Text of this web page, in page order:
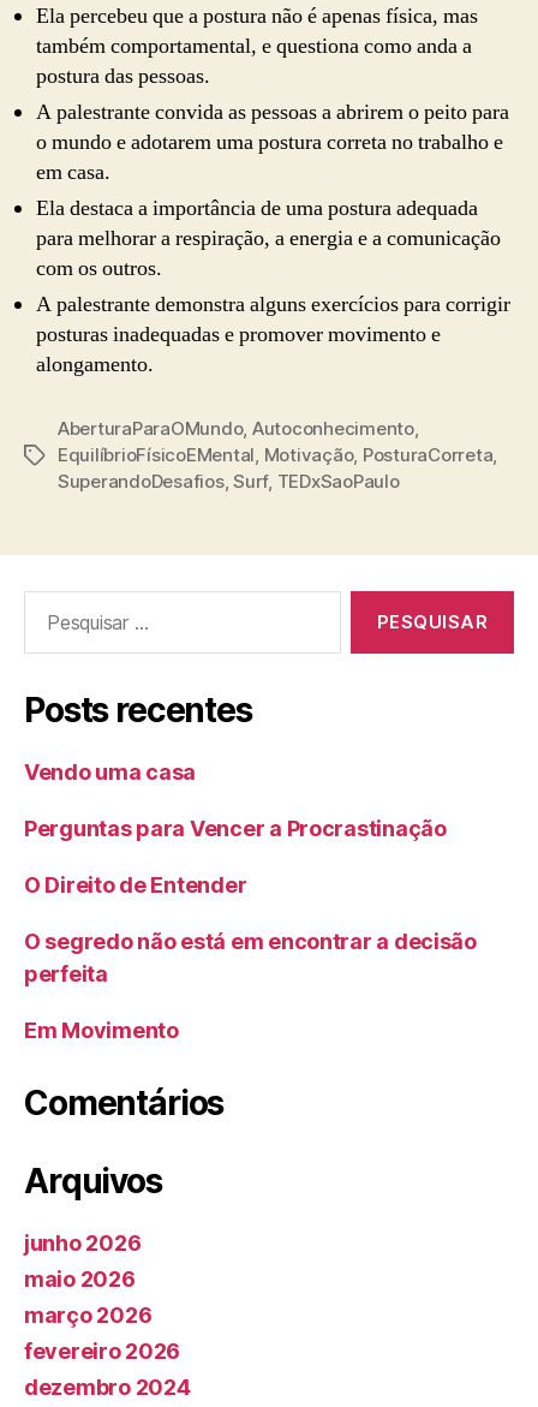
Ela percebeu que a postura não é apenas física, mas
também comportamental, e questiona como anda a
postura das pessoas.
A palestrante convida as pessoas a abrirem o peito para
o mundo e adotarem uma postura correta no trabalho e
em casa.
Ela destaca a importância de uma postura adequada
para melhorar a respiração, a energia e a comunicação
com os outros.
A palestrante demonstra alguns exercícios para corrigir
posturas inadequadas e promover movimento e
alongamento.
Tags
AberturaParaOMundo, Autoconhecimento,
EquilíbrioFísicoEMental Motivação, PosturaCorreta
SuperandoDesafios,Surf, TEDxSaoPaulo
por:
Posts recentes
Vendo uma casa
Perguntas para Vencer a Procrastinação
O Direito de Entender
O segredo não está em encontrar a decisão
perfeita
Em Movimento
Comentários
Arquivos
junho 2026
maio 2026
março 2026
fevereiro 2026
dezembro 2024